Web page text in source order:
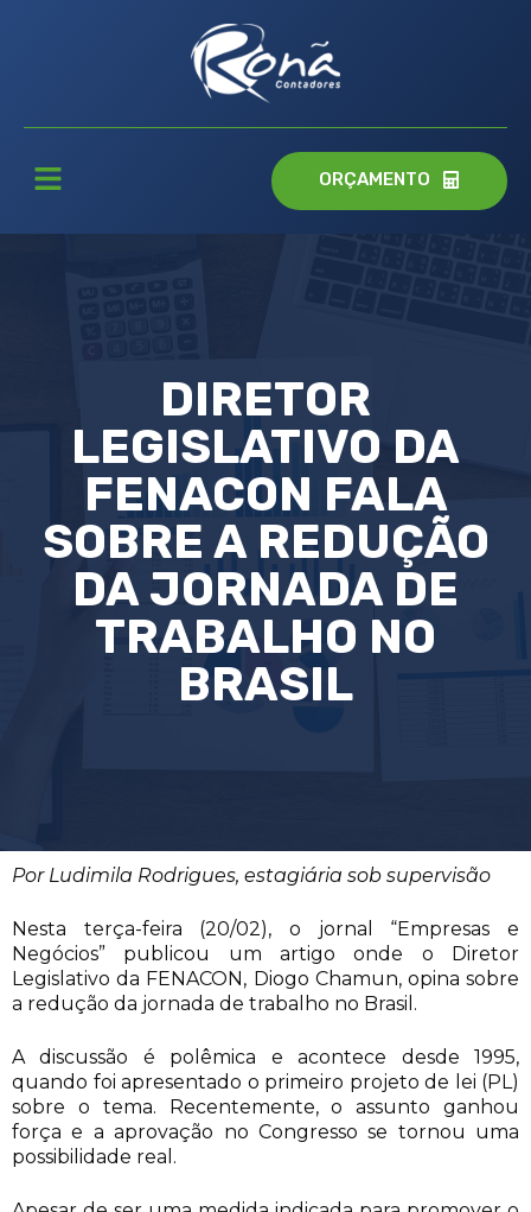
ORÇAMENTO
DIRETOR
LEGISLATIVO DA
FENACON FALA
SOBRE A REDUÇÃO
DA JORNADA DE
TRABALHO NO
BRASIL
Por Ludimila Rodrigues, estagiária sob supervisão
Nesta terça-feira (20/02), o jornal “Empresas e
Negócios” publicou um artigo onde o Diretor
Legislativo da FENACON, Diogo Chamun, opina sobre
a redução da jornada de trabalho no Brasil.
A discussão é polêmica e acontece desde 1995,
quando foi apresentado o primeiro projeto de lei (PL)
sobre o tema. Recentemente, o assunto ganhou
força e a aprovação no Congresso se tornou uma
possibilidade real.